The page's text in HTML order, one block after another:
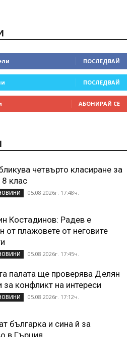
ПОСЛЕДВАЙ
ПОСЛЕДВАЙ
АБОНИРАЙ СЕ
четвърто класиране за
клас
05.08.2026г. 17:48ч.
Костадинов: Радев е
от плажoвете от неговите
05.08.2026г. 17:45ч.
палата ще проверява Делян
за конфликт на интереси
05.08.2026г. 17:12ч.
българка и сина й за